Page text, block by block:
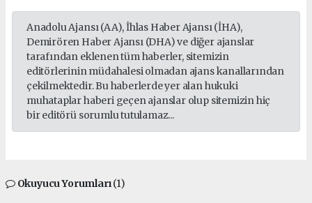
Anadolu Ajansı (AA), İhlas Haber Ajansı (İHA),
Demirören Haber Ajansı (DHA) ve diğer ajanslar
tarafından eklenen tüm haberler, sitemizin
editörlerinin müdahalesi olmadan ajans kanallarından
çekilmektedir. Bu haberlerde yer alan hukuki
muhataplar haberi geçen ajanslar olup sitemizin hiç
bir editörü sorumlu tutulamaz...
Okuyucu Yorumları(1)